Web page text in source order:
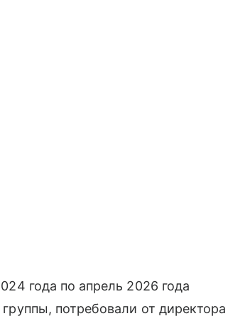
года по апрель 2026 года
потребовали от директора